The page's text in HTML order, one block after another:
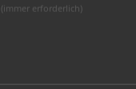
(immer erforderlich)